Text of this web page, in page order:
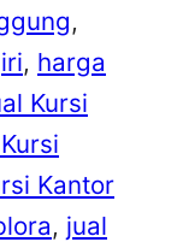
, harga
Kursi
Kantor
, jual